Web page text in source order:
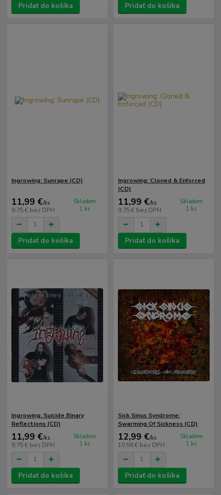
Pridať do košíka Pridať do košíka
Ingrowing: Sunrape (CD)
11,99 €/ks
9,75 € bez DPH
Skladom
1 ks
Pridať do košíka
Ingrowing: Cloned & Enforced
(CD)
11,99 €/ks
9,75 € bez DPH
Skladom
1 ks
Pridať do košíka
Ingrowing: Suicide Binary
Reflections (CD)
11,99 €/ks
9,75 € bez DPH
Skladom
1 ks
Pridať do košíka
Sick Sinus Syndrome:
Swarming Of Sickness (CD)
12,99 €/ks
10,56 € bez DPH
Skladom
1 ks
Pridať do košíka